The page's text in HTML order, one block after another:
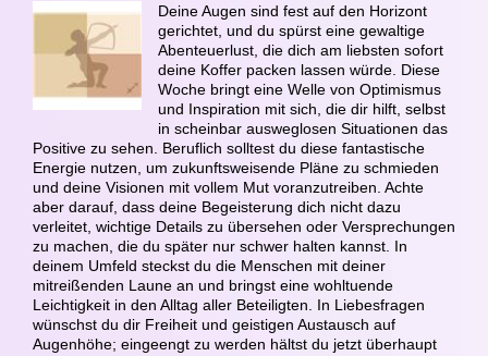
Deine Augen sind fest auf den Horizont
gerichtet, und du spürst eine gewaltige
Abenteuerlust, die dich am liebsten sofort
deine Koffer packen lassen würde. Diese
Woche bringt eine Welle von Optimismus
und Inspiration mit sich, die dir hilft, selbst
in scheinbar ausweglosen Situationen das
Positive zu sehen. Beruflich solltest du diese fantastische
Energie nutzen, um zukunftsweisende Pläne zu schmieden
und deine Visionen mit vollem Mut voranzutreiben. Achte
aber darauf, dass deine Begeisterung dich nicht dazu
verleitet, wichtige Details zu übersehen oder Versprechungen
zu machen, die du später nur schwer halten kannst. In
deinem Umfeld steckst du die Menschen mit deiner
mitreißenden Laune an und bringst eine wohltuende
Leichtigkeit in den Alltag aller Beteiligten. In Liebesfragen
wünschst du dir Freiheit und geistigen Austausch auf
Augenhöhe; eingeengt zu werden hältst du jetzt überhaupt